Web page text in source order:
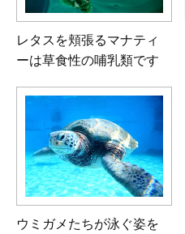
レタスを頬張るマナティ
ーは草食性の哺乳類です
ウミガメたちが泳ぐ姿を